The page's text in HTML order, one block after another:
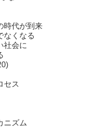
時代が到来
なくなる
社会に
セス
ニズム